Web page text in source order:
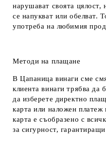
нарушават своята цялост,
се напукват или обелват.
употреба на любимия
Методи на плащане
В Цапаница винаги сме
клиента винаги трябва
да изберете директно
карта или наложен
карта е съобразено с
за сигурност,